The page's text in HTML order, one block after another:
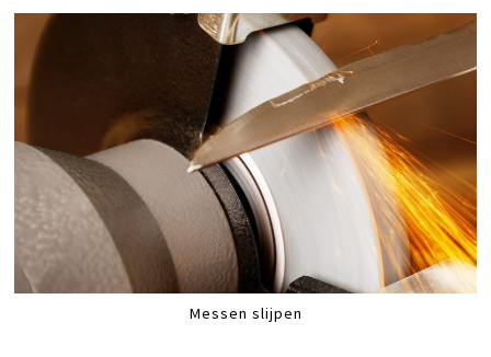
Messen slijpen